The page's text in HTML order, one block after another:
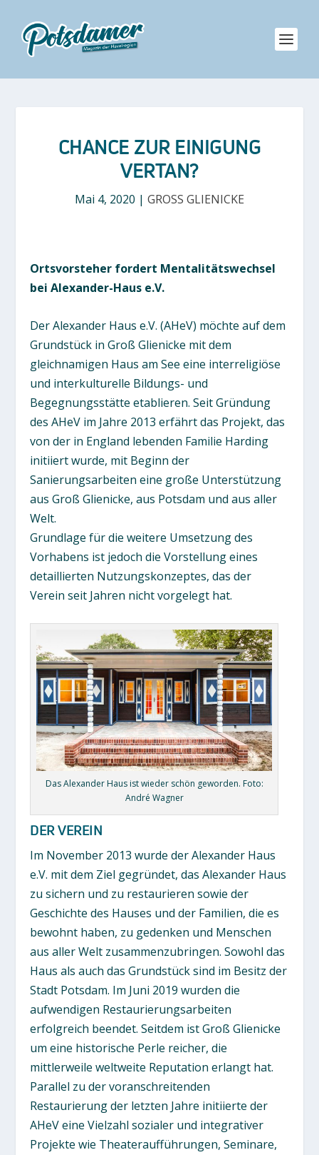
CHANCE ZUR EINIGUNG
VERTAN?
Mai 4, 2020 | GROSS GLIENICKE
Ortsvorsteher fordert Mentalitätswechsel
bei Alexander-Haus e.V.
Der Alexander Haus e.V. (AHeV) möchte auf dem
Grundstück in Groß Glienicke mit dem
gleichnamigen Haus am See eine interreligiöse
und interkulturelle Bildungs- und
Begegnungsstätte etablieren. Seit Gründung
des AHeV im Jahre 2013 erfährt das Projekt, das
von der in England lebenden Familie Harding
initiiert wurde, mit Beginn der
Sanierungsarbeiten eine große Unterstützung
aus Groß Glienicke, aus Potsdam und aus aller
Welt.
Grundlage für die weitere Umsetzung des
Vorhabens ist jedoch die Vorstellung eines
detaillierten Nutzungskonzeptes, das der
Verein seit Jahren nicht vorgelegt hat.
Das Alexander Haus ist wieder schön geworden. Foto:
André Wagner
DER VEREIN
Im November 2013 wurde der Alexander Haus
e.V. mit dem Ziel gegründet, das Alexander Haus
zu sichern und zu restaurieren sowie der
Geschichte des Hauses und der Familien, die es
bewohnt haben, zu gedenken und Menschen
aus aller Welt zusammenzubringen. Sowohl das
Haus als auch das Grundstück sind im Besitz der
Stadt Potsdam. Im Juni 2019 wurden die
aufwendigen Restaurierungsarbeiten
erfolgreich beendet. Seitdem ist Groß Glienicke
um eine historische Perle reicher, die
mittlerweile weltweite Reputation erlangt hat.
Parallel zu der voranschreitenden
Restaurierung der letzten Jahre initiierte der
AHeV eine Vielzahl sozialer und integrativer
Projekte wie Theateraufführungen, Seminare,